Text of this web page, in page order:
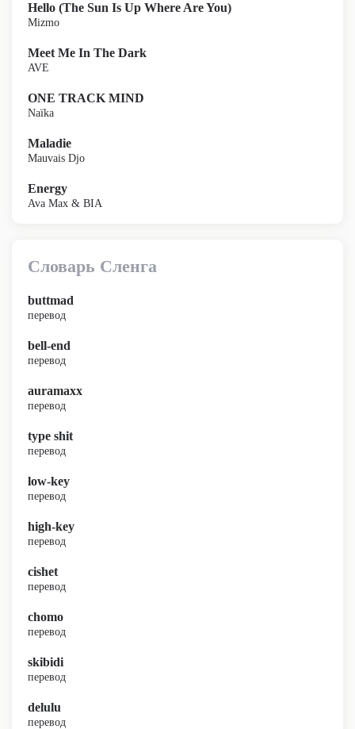
Hello (The Sun Is Up Where Are You)
Mizmo
Meet Me In The Dark
AVE
ONE TRACK MIND
Naïka
Maladie
Mauvais Djo
Energy
Ava Max & BIA
Словарь Сленга
buttmad
перевод
bell-end
перевод
auramaxx
перевод
type shit
перевод
low-key
перевод
high-key
перевод
cishet
перевод
chomo
перевод
skibidi
перевод
delulu
перевод